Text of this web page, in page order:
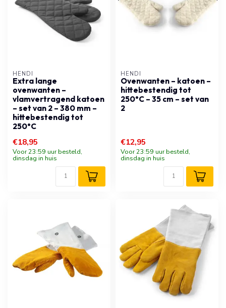
HENDI
Extra lange
ovenwanten –
vlamvertragend katoen
– set van 2 – 380 mm –
hittebestendig tot
250°C
€18,95
Voor 23:59 uur besteld,
dinsdag in huis
HENDI
Ovenwanten – katoen –
hittebestendig tot
250°C – 35 cm – set van
2
€12,95
Voor 23:59 uur besteld,
dinsdag in huis